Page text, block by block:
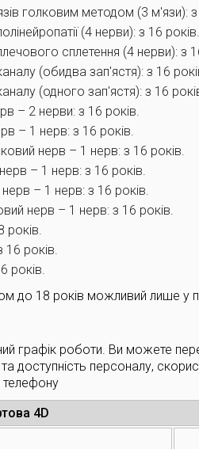
голковим методом (3 м'язи): з
(4 нерви): з 16 років.
сплетення (4 нерви): з
(обидва зап'ястя): з 16
(одного зап'ястя): з 16
– 2 нерви: з 16 років.
– 1 нерв: з 16 років.
нерв – 1 нерв: з 16 років.
– 1 нерв: з 16 років.
– 1 нерв: з 16 років.
нерв – 1 нерв: з 16 років.
років.
16 років.
років.
до 18 років можливий лише у
графік роботи. Ви можете
та доступність персоналу,
4D